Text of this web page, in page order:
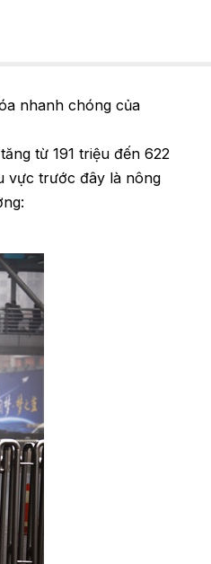
nhanh chóng của
từ 191 triệu đến 622
vực trước đây là nông